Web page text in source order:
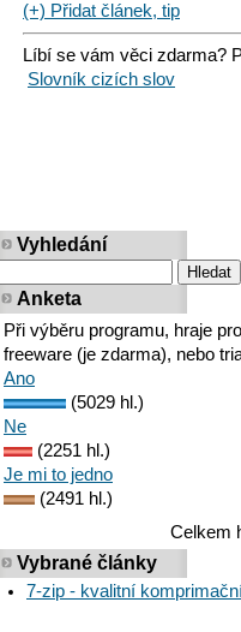
(+) Přidat článek, tip
Líbí se vám věci zdarma?
Slovník cizích slov
Vyhledání
Anketa
Při výběru programu, hraje
freeware (je zdarma), nebo
Ano
(5029 hl.)
Ne
(2251 hl.)
Je mi to jedno
(2491 hl.)
Celkem
Vybrané články
7-zip - kvalitní